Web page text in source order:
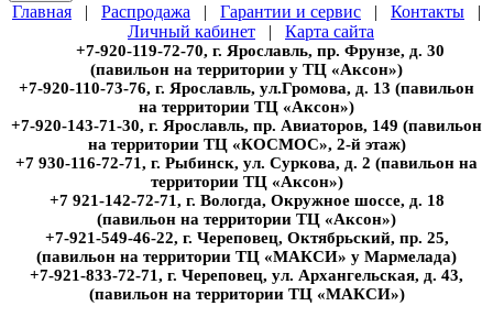
Главная | Распродажа | Гарантии и сервис | Контакты |
Личный кабинет | Карта сайта
+7-920-119-72-70, г. Ярославль, пр. Фрунзе, д. 30
(павильон на территории у ТЦ «Аксон»)
+7-920-110-73-76, г. Ярославль, ул.Громова, д. 13 (павильон
на территории ТЦ «Аксон»)
+7-920-143-71-30, г. Ярославль, пр. Авиаторов, 149 (павильон
на территории ТЦ «КОСМОС», 2-й этаж)
+7 930-116-72-71, г. Рыбинск, ул. Суркова, д. 2 (павильон на
территории ТЦ «Аксон»)
+7 921-142-72-71, г. Вологда, Окружное шоссе, д. 18
(павильон на территории ТЦ «Аксон»)
+7-921-549-46-22, г. Череповец, Октябрьский, пр. 25,
(павильон на территории ТЦ «МАКСИ» у Мармелада)
+7-921-833-72-71, г. Череповец, ул. Архангельская, д. 43,
(павильон на территории ТЦ «МАКСИ»)